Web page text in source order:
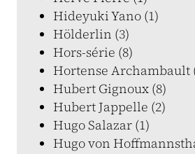
Hideyuki Yano (1)
Hölderlin (3)
Hors-série (8)
Hortense Archambault
Hubert Gignoux (8)
Hubert Jappelle (2)
Hugo Salazar (1)
Hugo von